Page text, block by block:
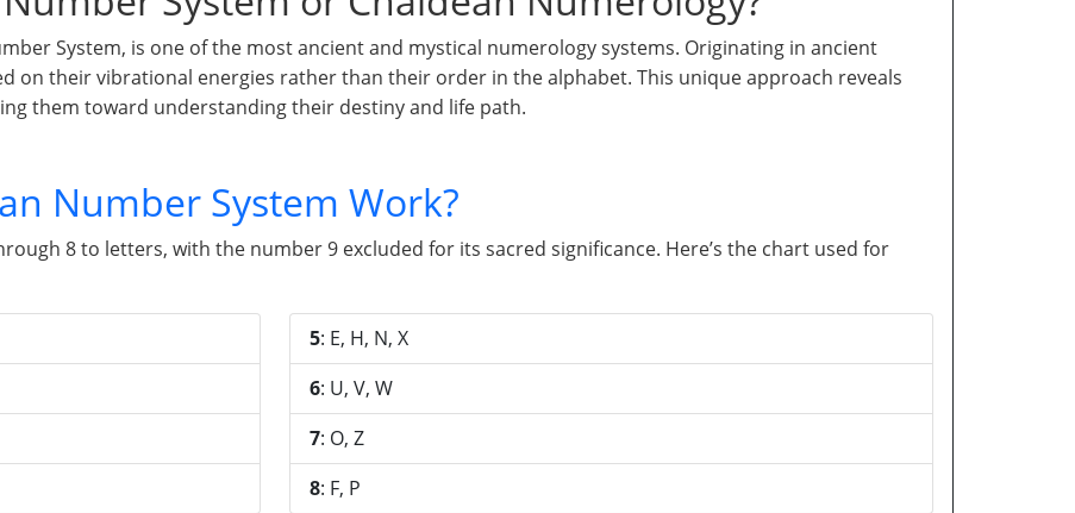
System, is one of the most ancient and mystical numerology systems. Originating in ancient
on their vibrational energies rather than their order in the alphabet. This unique approach reveals
them toward understanding their destiny and life path.
Number System Work?
8 to letters, with the number 9 excluded for its sacred significance. Here’s the chart used for
5: E, H, N, X
6: U, V, W
7: O, Z
8: F, P